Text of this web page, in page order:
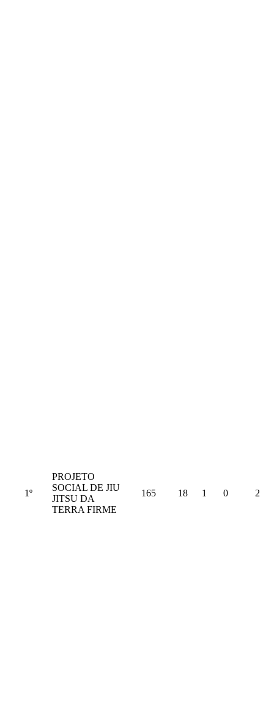
1º
PROJETO
SOCIAL DE JIU
JITSU DA
TERRA FIRME
165 18 1 0 2